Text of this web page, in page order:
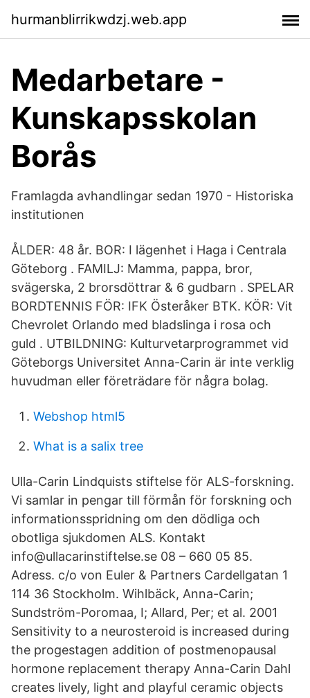
hurmanblirrikwdzj.web.app
Medarbetare -
Kunskapsskolan
Borås
Framlagda avhandlingar sedan 1970 - Historiska
institutionen
ÅLDER: 48 år. BOR: I lägenhet i Haga i Centrala
Göteborg . FAMILJ: Mamma, pappa, bror,
svägerska, 2 brorsdöttrar & 6 gudbarn . SPELAR
BORDTENNIS FÖR: IFK Österåker BTK. KÖR: Vit
Chevrolet Orlando med bladslinga i rosa och
guld . UTBILDNING: Kulturvetarprogrammet vid
Göteborgs Universitet Anna-Carin är inte verklig
huvudman eller företrädare för några bolag.
Webshop html5
What is a salix tree
Ulla-Carin Lindquists stiftelse för ALS-forskning.
Vi samlar in pengar till förmån för forskning och
informationsspridning om den dödliga och
obotliga sjukdomen ALS. Kontakt
info@ullacarinstiftelse.se 08 – 660 05 85.
Adress. c/o von Euler & Partners Cardellgatan 1
114 36 Stockholm. Wihlbäck, Anna-Carin;
Sundström-Poromaa, I; Allard, Per; et al. 2001
Sensitivity to a neurosteroid is increased during
the progestagen addition of postmenopausal
hormone replacement therapy Anna-Carin Dahl
creates lively, light and playful ceramic objects